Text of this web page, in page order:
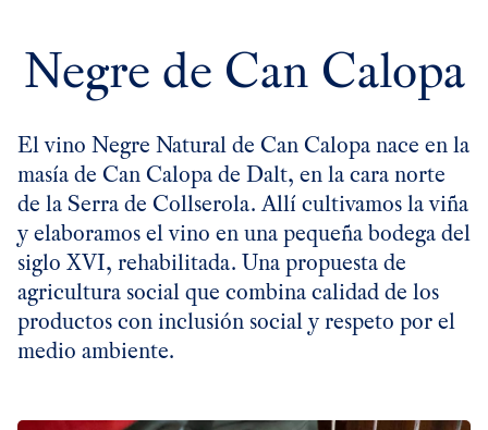
Negre de Can Calopa
El vino Negre Natural de Can Calopa nace en la
masía de Can Calopa de Dalt, en la cara norte
de la Serra de Collserola. Allí cultivamos la viña
y elaboramos el vino en una pequeña bodega del
siglo XVI, rehabilitada. Una propuesta de
agricultura social que combina calidad de los
productos con inclusión social y respeto por el
medio ambiente.